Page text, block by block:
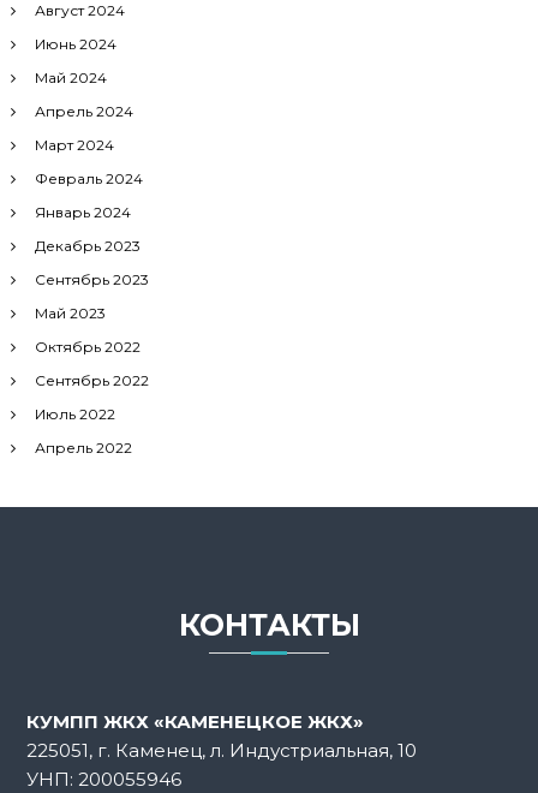
Август 2024
Июнь 2024
Май 2024
Апрель 2024
Март 2024
Февраль 2024
Январь 2024
Декабрь 2023
Сентябрь 2023
Май 2023
Октябрь 2022
Сентябрь 2022
Июль 2022
Апрель 2022
КОНТАКТЫ
КУМПП ЖКХ «КАМЕНЕЦКОЕ ЖКХ»
225051, г. Каменец, л. Индустриальная, 10
УНП: 200055946